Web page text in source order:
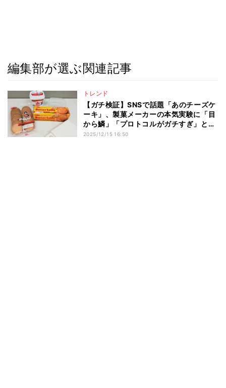
編集部が選ぶ関連記事
トレンド
【ガチ検証】SNSで話題「あのチーズケ
ーキ」、製菓メーカーの本気実験に「目
から鱗」「プロトコルがガチすぎ」と称
賛の嵐
2025/12/15 16:50